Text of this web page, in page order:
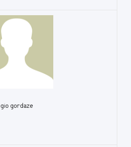
gio gordaze